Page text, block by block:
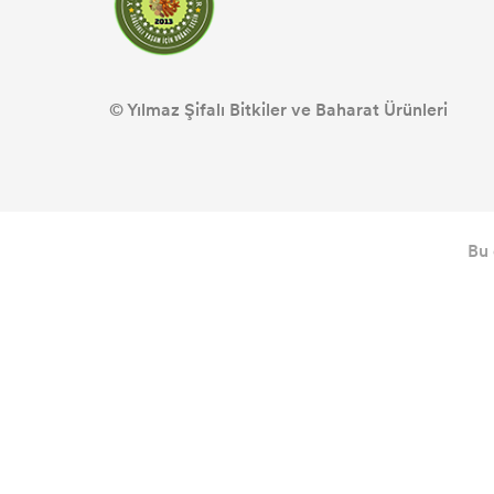
© Yılmaz Şifalı Bitkiler ve Baharat Ürünleri